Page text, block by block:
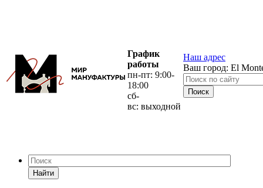
График
работы
пн-пт: 9:00-
18:00
сб-
вс: выходной
Наш адрес
Ваш город: El
Найти